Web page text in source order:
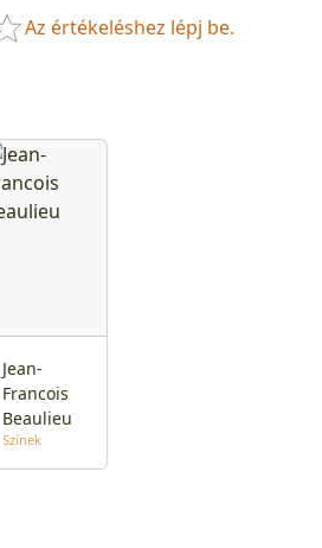
Az értékeléshez lépj be.
Jean-
Francois
Beaulieu
Színek